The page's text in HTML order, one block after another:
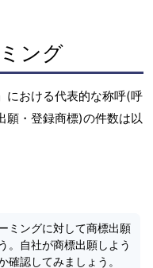
ング
における代表的な称呼(呼
願・登録商標)の件数は以
ミングに対して商標出願
。自社が商標出願しよう
確認してみましょう。